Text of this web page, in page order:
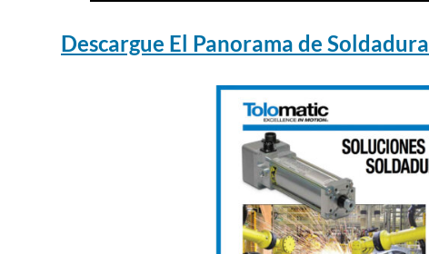
Descargue El Panorama de Soldadura